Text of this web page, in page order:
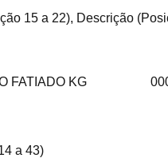
15 a 22), Descrição
FATIADO KG
a 43)